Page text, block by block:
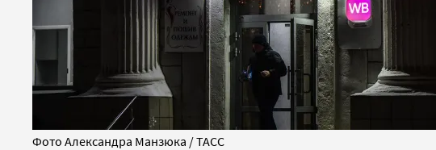
Фото Александра Манзюка / ТАСС